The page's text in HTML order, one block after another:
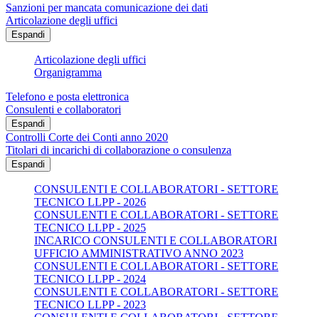
Sanzioni per mancata comunicazione dei dati
Articolazione degli uffici
Espandi
Articolazione degli uffici
Organigramma
Telefono e posta elettronica
Consulenti e collaboratori
Espandi
Controlli Corte dei Conti anno 2020
Titolari di incarichi di collaborazione o consulenza
Espandi
CONSULENTI E COLLABORATORI - SETTORE
TECNICO LLPP - 2026
CONSULENTI E COLLABORATORI - SETTORE
TECNICO LLPP - 2025
INCARICO CONSULENTI E COLLABORATORI
UFFICIO AMMINISTRATIVO ANNO 2023
CONSULENTI E COLLABORATORI - SETTORE
TECNICO LLPP - 2024
CONSULENTI E COLLABORATORI - SETTORE
TECNICO LLPP - 2023